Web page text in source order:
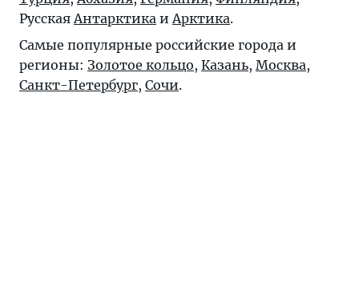
РусскаяАнтарктика иАрктика.
Самые популярные российские города и
регионы: Золотое кольцо, Казань, Москва,
Санкт-Петербург, Сочи.